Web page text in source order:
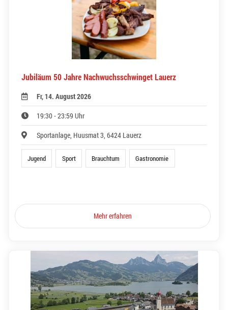
Jubiläum 50 Jahre Nachwuchsschwinget Lauerz
Fr, 14. August 2026
19:30 - 23:59 Uhr
Sportanlage, Huusmat 3, 6424 Lauerz
Jugend Sport Brauchtum Gastronomie
Mehr erfahren